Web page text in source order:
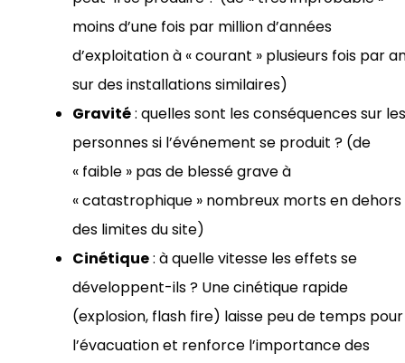
moins d’une fois par million d’années
d’exploitation à « courant » plusieurs fois par
sur des installations similaires)
Gravité: quelles sont les conséquences sur les
personnes si l’événement se produit ? (de
« faible » pas de blessé grave à
« catastrophique » nombreux morts en dehors
des limites du site)
Cinétique: à quelle vitesse les effets se
développent-ils ? Une cinétique rapide
(explosion, flash fire) laisse peu de temps pour
l’évacuation et renforce l’importance des